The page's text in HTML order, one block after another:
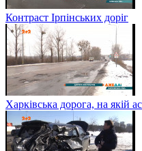
Контраст Ірпінських доріг
Харківська дорога, на якій